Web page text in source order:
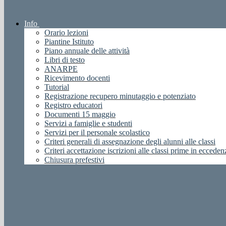
Info
Orario lezioni
Piantine Istituto
Piano annuale delle attività
Libri di testo
ANARPE
Ricevimento docenti
Tutorial
Registrazione recupero minutaggio e potenziato
Registro educatori
Documenti 15 maggio
Servizi a famiglie e studenti
Servizi per il personale scolastico
Criteri generali di assegnazione degli alunni alle classi
Criteri accettazione iscrizioni alle classi prime in
Chiusura prefestivi